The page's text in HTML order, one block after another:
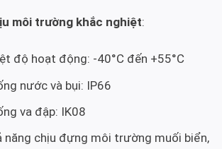
môi trường khắc nghiệt:
độ hoạt động: -40°C đến +55°C
nước và bụi: IP66
va đập: IK08
năng chịu đựng môi trường muối biển,